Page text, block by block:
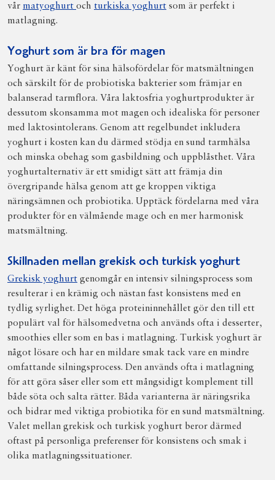
vår matyoghurt och turkiska yoghurt som är perfekt i
matlagning.
Yoghurt som är bra för magen
Yoghurt är känt för sina hälsofördelar för matsmältningen
och särskilt för de probiotiska bakterier som främjar en
balanserad tarmflora. Våra laktosfria yoghurtprodukter är
dessutom skonsamma mot magen och idealiska för personer
med laktosintolerans. Genom att regelbundet inkludera
yoghurt i kosten kan du därmed stödja en sund tarmhälsa
och minska obehag som gasbildning och uppblåsthet. Våra
yoghurtalternativ är ett smidigt sätt att främja din
övergripande hälsa genom att ge kroppen viktiga
näringsämnen och probiotika. Upptäck fördelarna med våra
produkter för en välmående mage och en mer harmonisk
matsmältning.
Skillnaden mellan grekisk och turkisk yoghurt
Grekisk yoghurt genomgår en intensiv silningsprocess som
resulterar i en krämig och nästan fast konsistens med en
tydlig syrlighet. Det höga proteininnehållet gör den till ett
populärt val för hälsomedvetna och används ofta i desserter,
smoothies eller som en bas i matlagning. Turkisk yoghurt är
något lösare och har en mildare smak tack vare en mindre
omfattande silningsprocess. Den används ofta i matlagning
för att göra såser eller som ett mångsidigt komplement till
både söta och salta rätter. Båda varianterna är näringsrika
och bidrar med viktiga probiotika för en sund matsmältning.
Valet mellan grekisk och turkisk yoghurt beror därmed
oftast på personliga preferenser för konsistens och smak i
olika matlagningssituationer.